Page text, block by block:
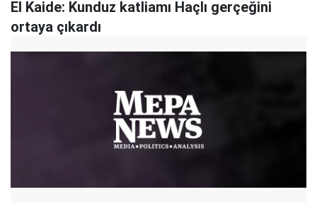
El Kaide: Kunduz katliamı Haçlı gerçeğini
ortaya çıkardı